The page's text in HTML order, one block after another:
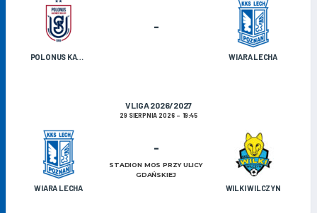
POLONUS KAZIMIERZ BISKUPI WIARA LECHA
-
V LIGA 2026/2027
29 SIERPNIA 2026 19:45
WIARA LECHA WILKI WILCZYN
-
STADION MOS PRZY ULICY
GDAŃSKIEJ